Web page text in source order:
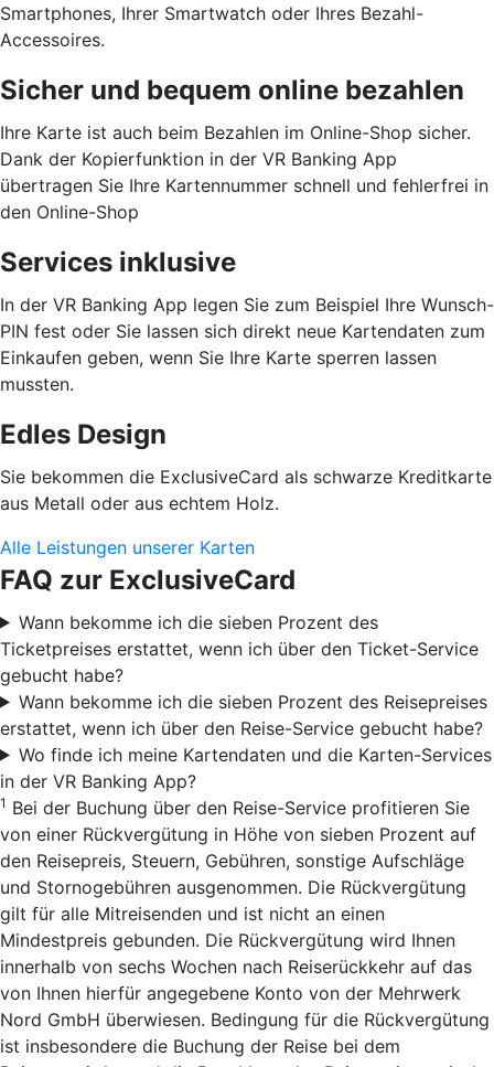
Smartphones, Ihrer Smartwatch oder Ihres Bezahl-
Accessoires.
Sicher und bequem online bezahlen
Ihre Karte ist auch beim Bezahlen im Online-Shop sicher.
Dank der Kopierfunktion in der VR Banking App
übertragen Sie Ihre Kartennummer schnell und fehlerfrei in
den Online-Shop
Services inklusive
In der VR Banking App legen Sie zum Beispiel Ihre Wunsch-
PIN fest oder Sie lassen sich direkt neue Kartendaten zum
Einkaufen geben, wenn Sie Ihre Karte sperren lassen
mussten.
Edles Design
Sie bekommen die ExclusiveCard als schwarze Kreditkarte
aus Metall oder aus echtem Holz.
Alle Leistungen unserer Karten
FAQ zur ExclusiveCard
Wann bekomme ich die sieben Prozent des
Ticketpreises erstattet, wenn ich über den Ticket-Service
gebucht habe?
Wann bekomme ich die sieben Prozent des Reisepreises
erstattet, wenn ich über den Reise-Service gebucht habe?
Wo finde ich meine Kartendaten und die Karten-Services
in der VR Banking App?
1 Bei der Buchung über den Reise-Service profitieren Sie
von einer Rückvergütung in Höhe von sieben Prozent auf
den Reisepreis, Steuern, Gebühren, sonstige Aufschläge
und Stornogebühren ausgenommen. Die Rückvergütung
gilt für alle Mitreisenden und ist nicht an einen
Mindestpreis gebunden. Die Rückvergütung wird Ihnen
innerhalb von sechs Wochen nach Reiserückkehr auf das
von Ihnen hierfür angegebene Konto von der Mehrwerk
Nord GmbH überwiesen. Bedingung für die Rückvergütung
ist insbesondere die Buchung der Reise bei dem